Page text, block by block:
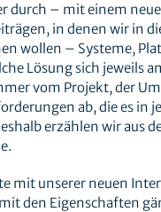
durch – mit einem
in denen wir in
wollen – Systeme,
Lösung sich jeweils
vom Projekt, der
ab, die es in
erzählen wir aus
mit unserer neuen
den Eigenschaften